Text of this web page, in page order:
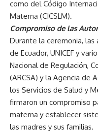
como del Código
Materna (CICSLM).
Compromiso de las
Durante la ceremonia,
de Ecuador, UNICEF y
Nacional de Regulación,
(ARCSA) y la Agencia de
los Servicios de Salud y
firmaron un compromiso
materna y establecer
las madres y sus familias.